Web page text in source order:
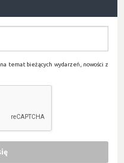
temat bieżących wydarzeń, nowości z